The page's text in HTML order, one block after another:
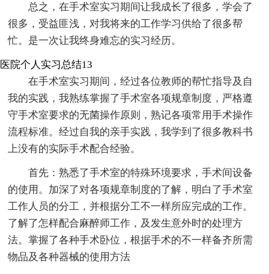
总之，在手术室实习期间让我成长了很多，学会了
很多，受益匪浅，对我将来的工作学习供给了很多帮
忙。是一次让我终身难忘的实习经历。
医院个人实习总结13
在手术室实习期间，经过各位教师的帮忙指导及自
我的实践，我熟练掌握了手术室各项规章制度，严格遵
守手术室要求的无菌操作原则，熟记各项常用手术操作
流程标准。经过自我的亲手实践，我学到了很多教科书
上没有的实际手术配合经验。
首先：熟悉了手术室的特殊环境要求，手术间设备
的使用。加深了对各项规章制度的了解，明白了手术室
工作人员的分工，并根据分工不一样所应完成的工作。
了解了怎样配合麻醉师工作，及发生意外时的处理方
法。掌握了各种手术卧位，根据手术的不一样备齐所需
物品及各种器械的使用方法